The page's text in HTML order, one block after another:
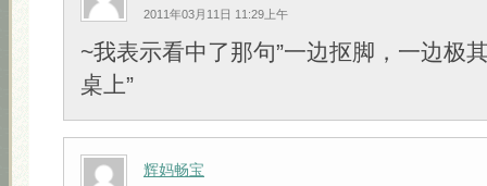
2011年03月11日 11:29上午
~我表示看中了那句”一边抠脚，一边极
桌上”
辉妈畅宝